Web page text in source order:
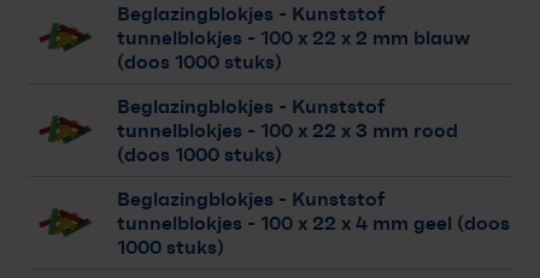
Beglazingblokjes - Kunststof
tunnelblokjes - 100 x 22 x 2 mm blauw
(doos 1000 stuks)
Beglazingblokjes - Kunststof
tunnelblokjes - 100 x 22 x 3 mm rood
(doos 1000 stuks)
Beglazingblokjes - Kunststof
tunnelblokjes - 100 x 22 x 4 mm geel (doos
1000 stuks)